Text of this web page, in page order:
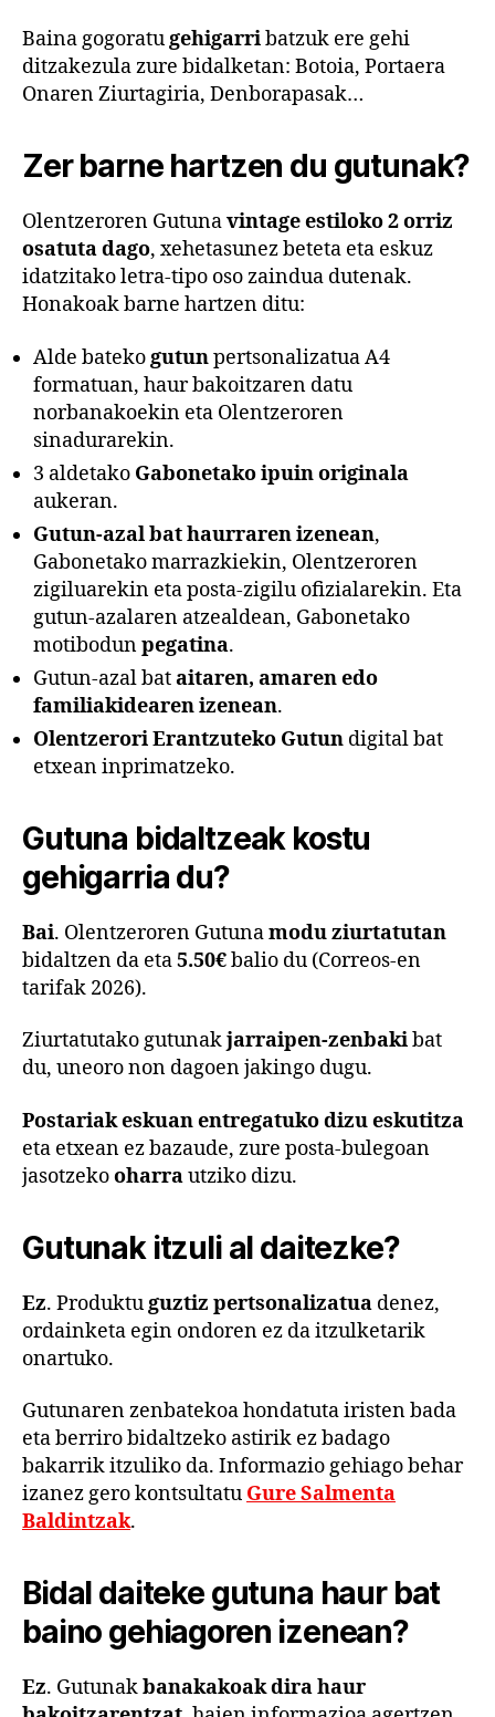
Baina gogoratugehigarribatzuk ere gehi
ditzakezula zure bidalketan: Botoia, Portaera
Onaren Ziurtagiria, Denborapasak…
Zer barne hartzen du gutunak?
Olentzeroren Gutunavintage estiloko 2 orriz
osatuta dago, xehetasunez beteta eta eskuz
idatzitako letra-tipo oso zaindua dutenak.
Honakoak barne hartzen ditu:
Alde bateko gutunpertsonalizatua A4
formatuan, haur bakoitzaren datu
norbanakoekin eta Olentzeroren
sinadurarekin.
3 aldetako Gabonetako ipuin originala
aukeran.
Gutun-azal bat haurraren izenean,
Gabonetako marrazkiekin, Olentzeroren
zigiluarekin eta posta-zigilu ofizialarekin. Eta
gutun-azalaren atzealdean, Gabonetako
motibodunpegatina.
Gutun-azal bataitaren, amaren edo
familiakidearen izenean.
Olentzerori Erantzuteko Gutun digital bat
etxean inprimatzeko.
Gutuna bidaltzeak kostu
gehigarria du?
Bai. Olentzeroren Gutunamodu ziurtatutan
bidaltzen da eta5.50€balio du (Correos-en
tarifak 2026).
Ziurtatutako gutunakjarraipen-zenbakibat
du, uneoro non dagoen jakingo dugu.
Postariak eskuan entregatuko dizu eskutitza
eta etxean ez bazaude, zure posta-bulegoan
jasotzekooharrautziko dizu.
Gutunak itzuli al daitezke?
Ez. Produktu guztiz pertsonalizatua denez,
ordainketa egin ondoren ez da itzulketarik
onartuko.
Gutunaren zenbatekoa hondatuta iristen bada
eta berriro bidaltzeko astirik ez badago
bakarrik itzuliko da. Informazio gehiago behar
izanez gero kontsultatu Gure Salmenta
Baldintzak.
Bidal daiteke gutuna haur bat
baino gehiagoren izenean?
Ez. Gutunakbanakakoak dira haur